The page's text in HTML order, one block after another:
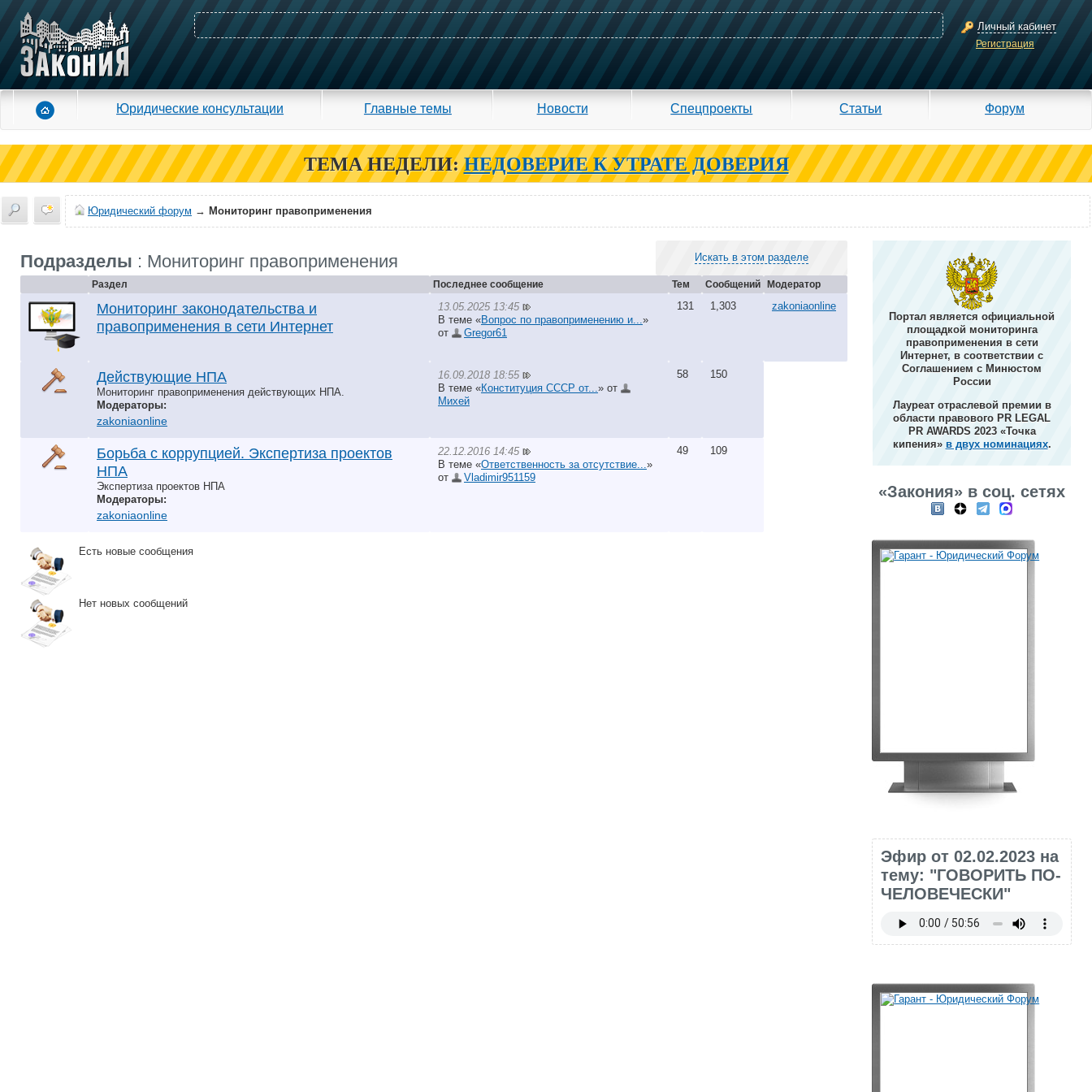
Личный кабинет
Регистрация
Юридические консультации Главные темы Новости Спецпроекты Статьи Форум
ТЕМА НЕДЕЛИ: НЕДОВЕРИЕ К УТРАТЕ ДОВЕРИЯ
Юридический форум → Мониторинг правоприменения
Подразделы : Мониторинг правоприменения Искать в этом разделе
Раздел Последнее сообщение Тем Сообщений Модератор
Мониторинг законодательства и
правоприменения в сети Интернет
13.05.2025 13:45
В теме «Вопрос по правоприменению и... »
от
Gregor61
131 1,303 zakoniaonline
Действующие НПА
Мониторинг правоприменения действующих НПА.
Модераторы:
zakoniaonline
16.09.2018 18:55
В теме «Конституция СССР от... » от
Михей
58 150
Борьба с коррупцией. Экспертиза проектов
НПА
Экспертиза проектов НПА
Модераторы:
zakoniaonline
22.12.2016 14:45
В теме «Ответственность за отсутствие... »
от
Vladimir951159
49 109
Есть новые сообщения
Нет новых сообщений
Портал является официальной
площадкой мониторинга
правоприменения в сети
Интернет, в соответствии с
Соглашением с Минюстом
России
Лауреат отраслевой премии в
области правового PR LEGAL
PR AWARDS 2023 «Точка
кипения» в двух номинациях.
«Закония» в соц. сетях
Эфир от 02.02.2023 на
тему: "ГОВОРИТЬ ПО-
ЧЕЛОВЕЧЕСКИ"